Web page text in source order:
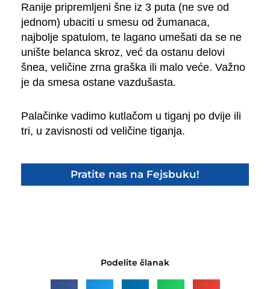
Ranije pripremljeni šne iz 3 puta (ne sve od
jednom) ubaciti u smesu od žumanaca,
najbolje spatulom, te lagano umešati da se ne
unište belanca skroz, već da ostanu delovi
šnea, veličine zrna graška ili malo veće. Važno
je da smesa ostane vazdušasta.
Palačinke vadimo kutlačom u tiganj po dvije ili
tri, u zavisnosti od veličine tiganja.
Pratite nas na Fejsbuku!
Podelite članak